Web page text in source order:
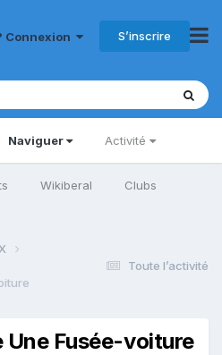
Connexion S’inscrire
Naviguer Activité
Wikiberal Clubs
Toute l’activité
Une Fusée-voiture